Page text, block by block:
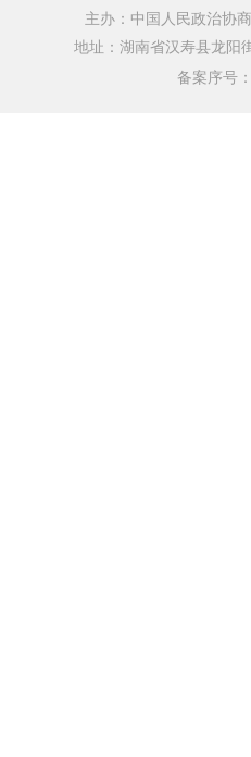
主办：中国人民政治协
地址：湖南省汉寿县龙
备案序号